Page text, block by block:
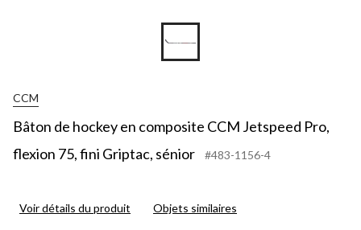
CCM
Bâton de hockey en composite CCM Jetspeed Pro,
flexion 75, fini Griptac, sénior
#483-1156-4
Voir détails du produit Objets similaires